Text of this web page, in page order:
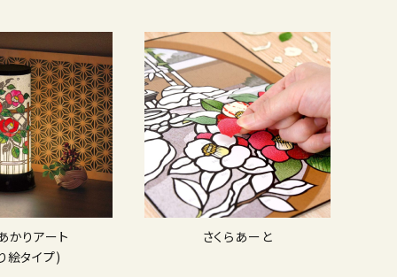
かりアート
絵タイプ)
さくらあーと